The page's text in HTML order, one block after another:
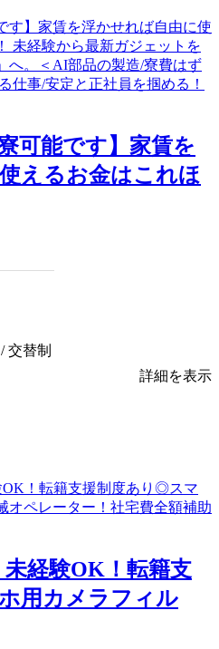
可能です】家賃を
えるお金はこれほ
交替制
詳細を表示
未経験OK！転籍支
用カメラフィル